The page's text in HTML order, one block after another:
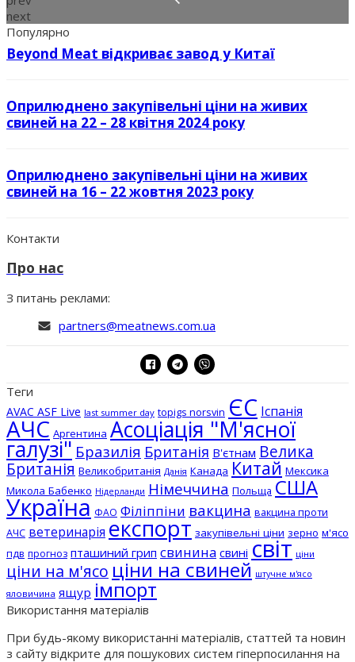
next
Популярно
Beyond Meat відкриває завод у Китаї
Оприлюднено закупівельні ціни на живих
свиней на 22 – 28 квітня 2024 року
Оприлюднено закупівельні ціни на живих
свиней на 16 – 22 жовтня 2023 року
Контакти
Про нас
З питань реклами:
partners@meatnews.com.ua
Теги
AVAC ASF Live last summer day topigs norsvin ЄС Іспанія
АЧС Аргентина Асоціація "М'ясної
галузі" Бразилія Британія В'єтнам Велика
Британія Великобританія Данія Канада Китай Мексика
Микола Бабенко Нідерланди Німеччина Польща США
Україна ФАО Філіппіни вакцина вакцина проти
АЧС ветеринарія експорт закупівельні ціни зерно м'ясо
пдв прогноз пташиний грип свинина свині світ ціни
ціни на м'ясо ціни на свиней штучне м'ясо
яловичина ящур імпорт
Використання матеріалів
При будь-якому використанні матеріалів, статтей та новин
з сайту відкрите для пошукових систем гіперпосилання на